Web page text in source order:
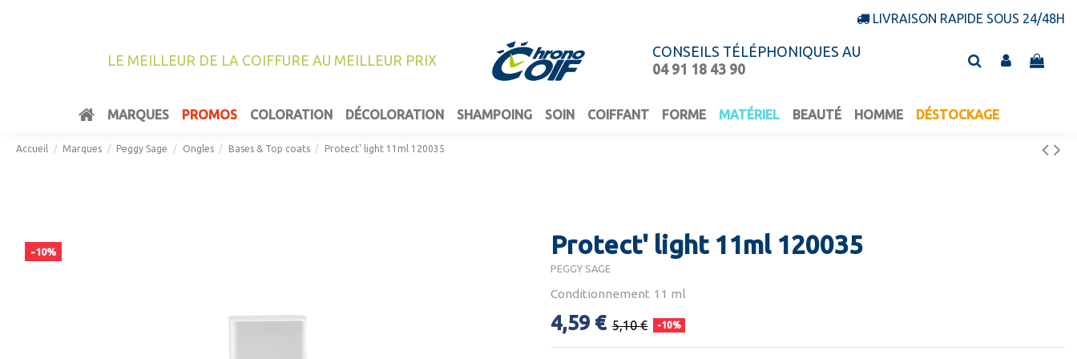
LIVRAISON RAPIDE SOUS 24/48H
LE MEILLEUR DE LA COIFFURE AU MEILLEUR PRIX
CONSEILS TÉLÉPHONIQUES AU
04 91 18 43 90
MARQUES PROMOS COLORATION DÉCOLORATION SHAMPOING SOIN COIFFANT FORME MATÉRIEL BEAUTÉ HOMME DÉSTOCKAGE
Accueil Marques Peggy Sage Ongles Bases & Top coats Protect' light 11ml 120035
-10% Protect' light 11ml 120035
PEGGY SAGE
Conditionnement 11 ml
4,59 € 5,10 € -10%